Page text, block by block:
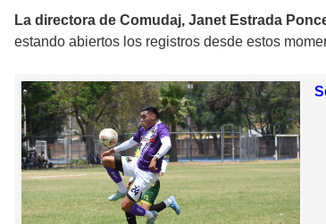
La directora de Comudaj, Janet Estrada
estando abiertos los registros desde estos